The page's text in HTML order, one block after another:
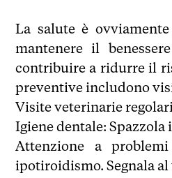
La salute è
mantenere il
contribuire a ridurre il
preventive includono
Visite veterinarie
Igiene dentale:
Attenzione a
ipotiroidismo. Segnala